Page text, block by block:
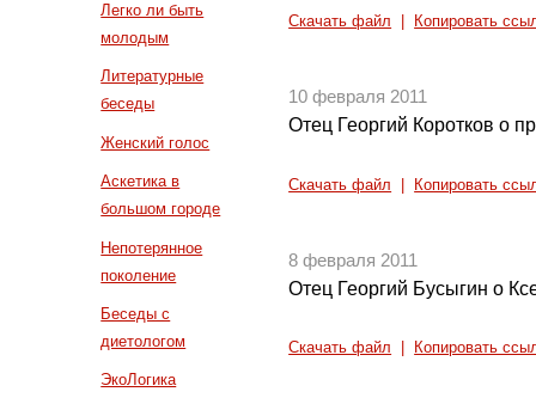
Легко ли быть
молодым
Литературные
беседы
Женский голос
Аскетика в
большом городе
Непотерянное
поколение
Беседы с
диетологом
ЭкоЛогика
Скачать файл Копировать
10 февраля 2011
Отец Георгий Коротков о
Скачать файл Копировать
8 февраля 2011
Отец Георгий Бусыгин о
Скачать файл Копировать